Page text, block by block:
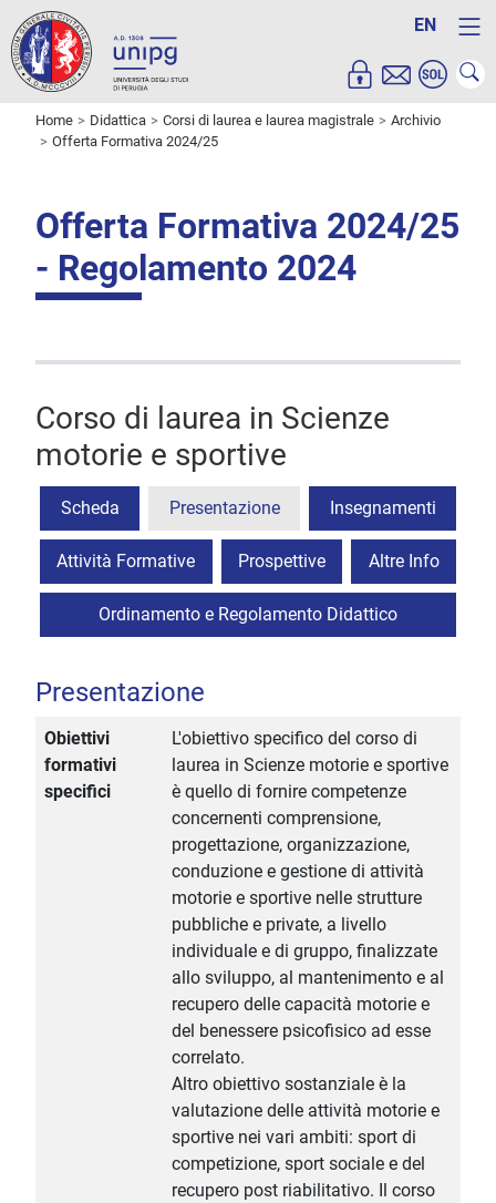
EN
Home Didattica Corsi di laurea e laurea magistrale
Archivio
Offerta Formativa 2024/25
Offerta Formativa 2024/25
- Regolamento 2024
Corso di laurea in Scienze
motorie e sportive
Scheda Presentazione Insegnamenti
Attività Formative Prospettive Altre Info
Ordinamento e Regolamento Didattico
Presentazione
Obiettivi
formativi
specifici
L'obiettivo specifico del corso di
laurea in Scienze motorie e sportive
è quello di fornire competenze
concernenti comprensione,
progettazione, organizzazione,
conduzione e gestione di attività
motorie e sportive nelle strutture
pubbliche e private, a livello
individuale e di gruppo, finalizzate
allo sviluppo, al mantenimento e al
recupero delle capacità motorie e
del benessere psicofisico ad esse
correlato.
Altro obiettivo sostanziale è la
valutazione delle attività motorie e
sportive nei vari ambiti: sport di
competizione, sport sociale e del
recupero post riabilitativo. Il corso